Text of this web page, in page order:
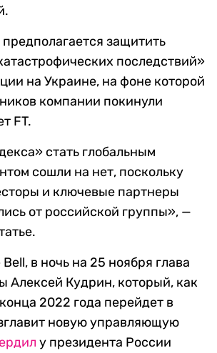
защитить
последствий»
на Украине, на фоне которой
компании покинули
FT.
стать глобальным
сошли на нет, поскольку
и ключевые партнеры
от российской группы», —
в ночь на 25 ноября глава
Алексей Кудрин, который, как
2022 года перейдет в
новую управляющую
у президента России